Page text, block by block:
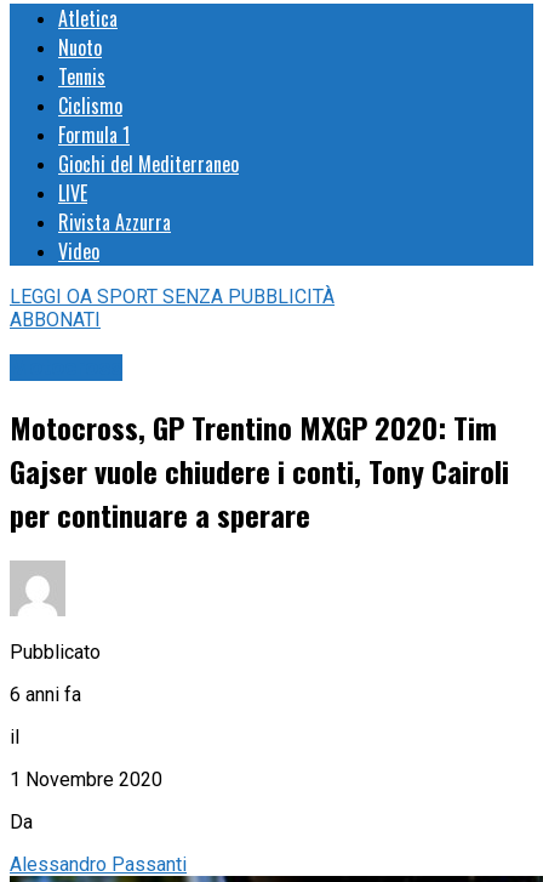
Atletica
Nuoto
Tennis
Ciclismo
Formula 1
Giochi del Mediterraneo
LIVE
Rivista Azzurra
Video
LEGGI OA SPORT SENZA PUBBLICITÀ
ABBONATI
Motocross, GP Trentino MXGP 2020: Tim
Gajser vuole chiudere i conti, Tony Cairoli
per continuare a sperare
Pubblicato
6 anni fa
il
1 Novembre 2020
Da
Alessandro Passanti